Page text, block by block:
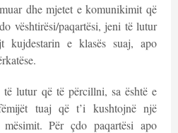
dhe mjetet e komunikimit që
vështirësi/paqartësi, jeni të lutur
kujdestarin e klasës suaj, apo
lutur që të përcillni, sa është e
tuaj që t’i kushtojnë një
mësimit. Për çdo paqartësi apo